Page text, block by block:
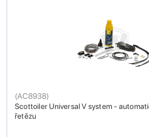
Scottoiler Universal V system -
řetězu
(AC8938)